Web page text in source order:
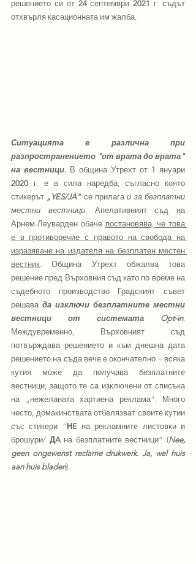
решението си от 24 септември 2021 г. съдът
отхвърля касационната им жалба.
Ситуацията е различна при
разпространението "от врата до врата"
на вестници. В община Утрехт от 1
2020 г. е в сила наредба, съгласно която
стикерът „YES/JA“ се прилага и за безплатни
местни вестници. Апелативният съд на
Арнем-Леуварден обаче постановява, че това
е в противоречие с правото на свобода на
изразяване на издателя на безплатен местен
вестник. Община Утрехт обжалва това
решение пред Върховния съд като по време на
съдебното производство Градският съвет
решава да изключи безплатните местни
вестници от системата Opt-in.
Междувременно, Върховният съд
потвърждава решението и към днешна дата
решението на съда вече е окончателно – всяка
кутия може да получава безплатните
вестници, защото те са изключени от списъка
на „нежеланата хартиена реклама“. Много
често, домакинствата отбелязват своите кутии
със стикери “ НE на рекламните листовки и
брошури/ ДA на безплатните вестници“ (Nee,
geen ongewenst reclame drukwerk. Ja, wel huis
aan huis bladen).